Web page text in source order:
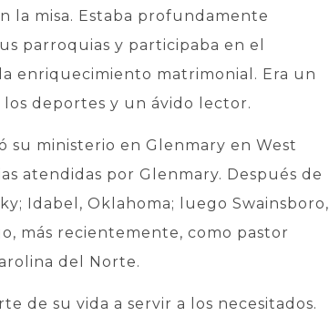
la misa. Estaba profundamente
parroquias y participaba en el
enriquecimiento matrimonial. Era un
deportes y un ávido lector.
su ministerio en Glenmary en West
atendidas por Glenmary. Después de
Idabel, Oklahoma; luego Swainsboro,
más recientemente, como pastor
del Norte.
de su vida a servir a los necesitados.